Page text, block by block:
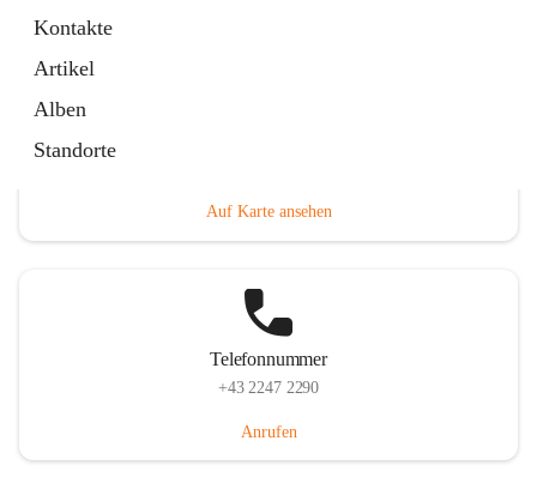
Kontakte
Artikel
Alben
Standorte
Auf Karte ansehen
Telefonnummer
+43 2247 2290
Anrufen